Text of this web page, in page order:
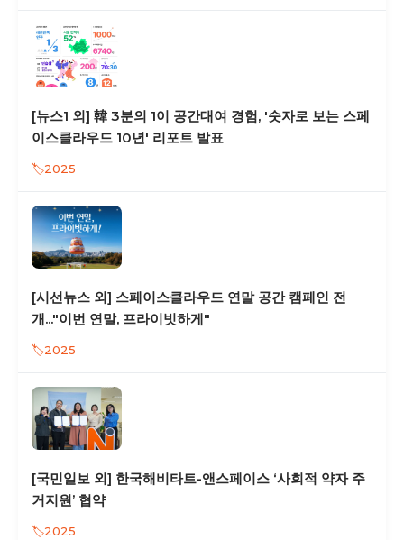
[뉴스1 외] 韓 3분의 1이 공간대여 경험, '숫자로 보는 스페
이스클라우드 10년' 리포트 발표
2025
[시선뉴스 외] 스페이스클라우드 연말 공간 캠페인 전
개..."이번 연말, 프라이빗하게"
2025
[국민일보 외] 한국해비타트-앤스페이스 ‘사회적 약자 주
거지원’ 협약
2025